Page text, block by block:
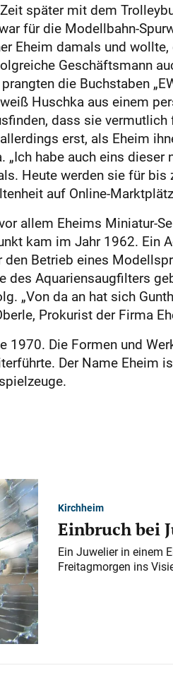
später mit dem
für die Modellbahn-
Eheim damals und
Geschäftsmann
die Buchstaben
­Huschka aus einem
dass sie vermutlich
erst, als Eheim
habe auch eins
Heute werden sie für
auf Online-
allem Eheims Miniatur-
kam im Jahr 1962. Ein
Betrieb eines
des Aquariensaugfilters
„Von da an hat sich
Prokurist der Firma
Die Formen und
Der Name Eheim
Kirchheim
Einbruch bei
Ein Juwelier in einem
Freitagmorgen ins